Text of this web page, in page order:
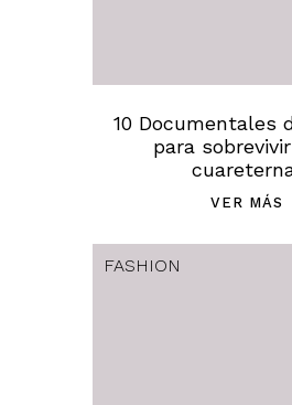
10 Documentales
para
VER MÁS
FASHION